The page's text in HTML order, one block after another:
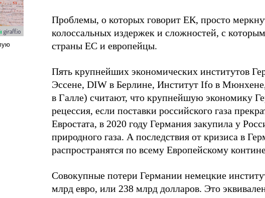
Проблемы, о которых говорит ЕК, просто
колоссальных издержек и сложностей, с
страны ЕС и европейцы.
Пять крупнейших экономических институтов
Эссене, DIW в Берлине, Институт Ifo в
в Галле) считают, что крупнейшую экономику
рецессия, если поставки российского газа
Евростата, в 2020 году Германия закупила у
природного газа. А последствия от кризиса в
распространятся по всему Европейскому
Совокупные потери Германии немецкие
млрд евро, или 238 млрд долларов. Это